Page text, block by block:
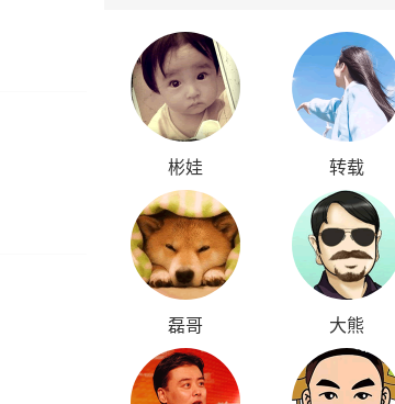
彬娃 转载
磊哥 大熊